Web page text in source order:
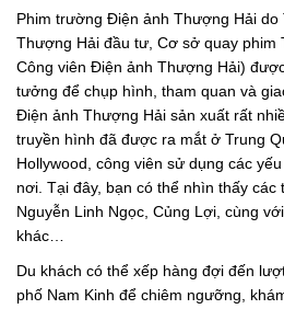
Phim trường Điện ảnh Thượng Hải do
Thượng Hải đầu tư, Cơ sở quay phim
Công viên Điện ảnh Thượng Hải)
tưởng để chụp hình, tham quan và
Điện ảnh Thượng Hải sản xuất rất
truyền hình đã được ra mắt ở Trung
Hollywood, công viên sử dụng các
nơi. Tại đây, bạn có thể nhìn thấy các
Nguyễn Linh Ngọc, Củng Lợi, cùng
khác…
Du khách có thể xếp hàng đợi đến
phố Nam Kinh để chiêm ngưỡng,